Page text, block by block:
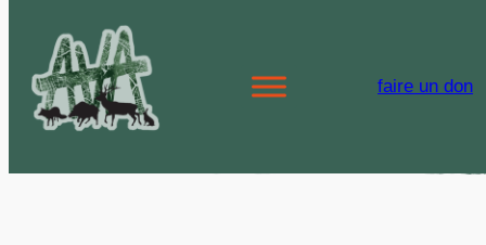
contenu
faire un don
Étiquette :
versailles